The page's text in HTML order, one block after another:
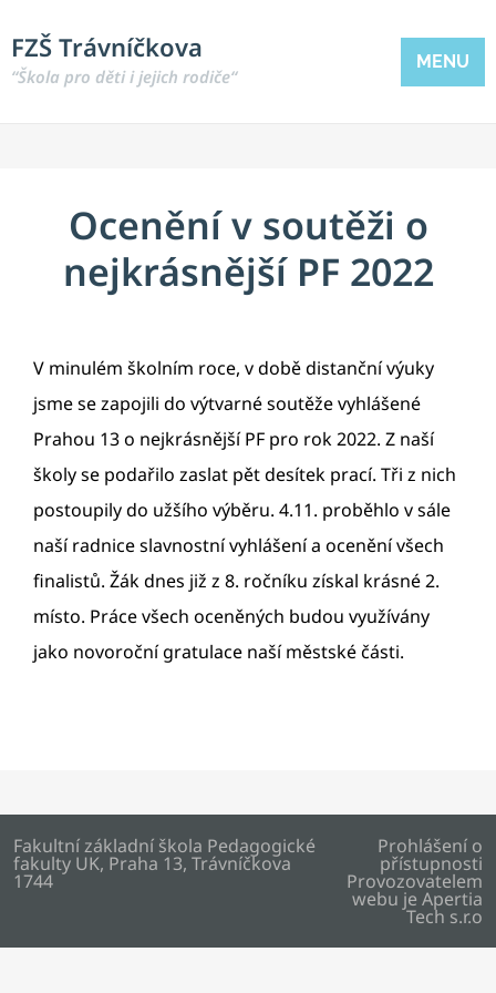
FZŠ Trávníčkova
“Škola pro děti i jejich rodiče“
MENU
Ocenění v soutěži o
nejkrásnější PF 2022
V minulém školním roce, v době distanční výuky
jsme se zapojili do výtvarné soutěže vyhlášené
Prahou 13 o nejkrásnější PF pro rok 2022. Z naší
školy se podařilo zaslat pět desítek prací. Tři z nich
postoupily do užšího výběru. 4.11. proběhlo v sále
naší radnice slavnostní vyhlášení a ocenění všech
finalistů. Žák dnes již z 8. ročníku získal krásné 2.
místo. Práce všech oceněných budou využívány
jako novoroční gratulace naší městské části.
Fakultní základní škola Pedagogické
fakulty UK, Praha 13, Trávníčkova
1744
Prohlášení o
přístupnosti
Provozovatelem
webu je Apertia
Tech s.r.o